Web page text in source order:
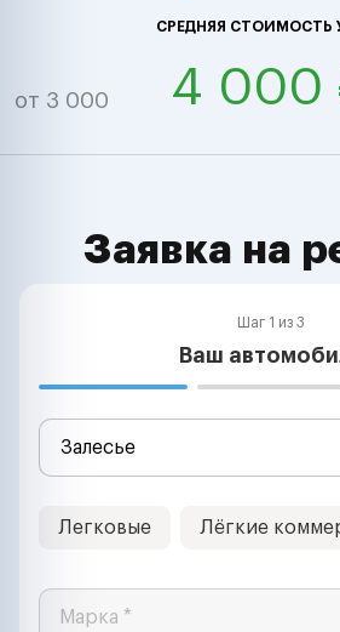
СРЕДНЯЯ СТОИМОСТЬ
от 3 000 4 000
Заявка на
Шаг 1 из 3
Ваш
Легковые Лёгкие
Марка *